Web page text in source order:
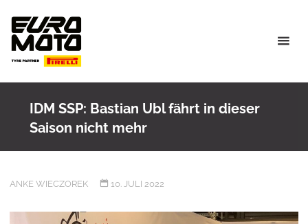
content
IDM SSP: Bastian Ubl fährt in dieser
Saison nicht mehr
ANKE WIECZOREK 10. JULI 2022